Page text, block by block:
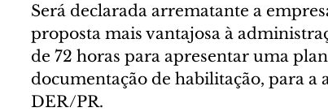
Será declarada arrematante a
proposta mais vantajosa à
de 72 horas para apresentar uma
documentação de habilitação, para a
DER/PR.